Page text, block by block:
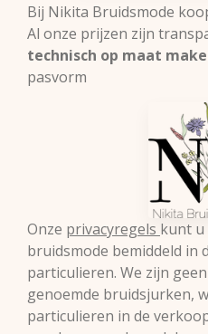
Bij Nikita Bruidsmode
Al onze prijzen zijn
technisch op maat
pasvorm
Onze privacyregels kunt u
bruidsmode bemiddeld in
particulieren. We zijn
genoemde bruidsjurken,
particulieren in de